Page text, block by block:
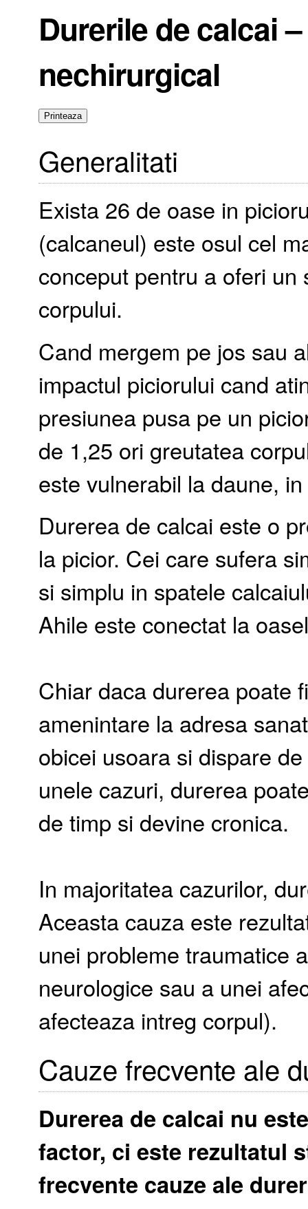
Durerile de calcai
nechirurgical
Generalitati
Exista 26 de oase in
(calcaneul) este osul cel
conceput pentru a oferi
corpului.
Cand mergem pe jos sau
impactul piciorului cand
presiunea pusa pe un
de 1,25 ori greutatea
este vulnerabil la daune,
Durerea de calcai este o
la picior. Cei care sufera
si simplu in spatele
Ahile este conectat la
Chiar daca durerea poate
amenintare la adresa
obicei usoara si dispare
unele cazuri, durerea
de timp si devine cronica.
In majoritatea cazurilor,
Aceasta cauza este
unei probleme traumatice
neurologice sau a unei
afecteaza intreg corpul).
Cauze frecvente ale
Durerea de calcai nu
factor, ci este rezultatul
frecvente cauze ale